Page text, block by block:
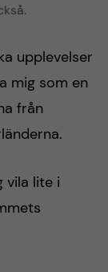
upplevelser
mig som en
från
vila lite i